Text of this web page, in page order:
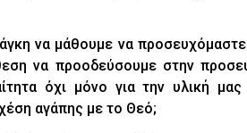
να μάθουμε να
να προοδεύσουμε στην
όχι μόνο για την υλική
αγάπης με το Θεό;